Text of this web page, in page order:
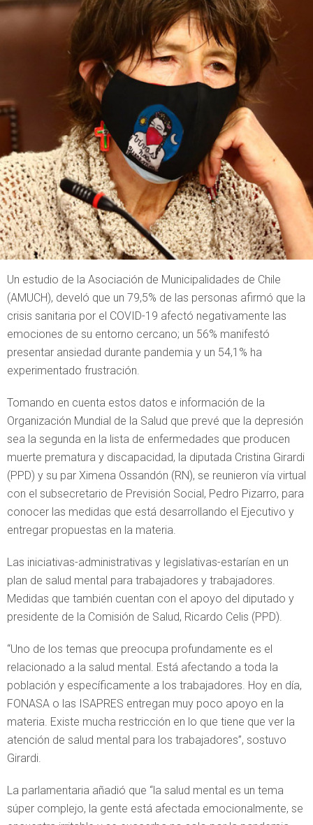
Un estudio de la Asociación de Municipalidades de Chile
(AMUCH), develó que un 79,5% de las personas afirmó que la
crisis sanitaria por el COVID-19 afectó negativamente las
emociones de su entorno cercano; un 56% manifestó
presentar ansiedad durante pandemia y un 54,1% ha
experimentado frustración.
Tomando en cuenta estos datos e información de la
Organización Mundial de la Salud que prevé que la depresión
sea la segunda en la lista de enfermedades que producen
muerte prematura y discapacidad, la diputada Cristina Girardi
(PPD) y su par Ximena Ossandón (RN), se reunieron vía virtual
con el subsecretario de Previsión Social, Pedro Pizarro, para
conocer las medidas que está desarrollando el Ejecutivo y
entregar propuestas en la materia.
Las iniciativas-administrativas y legislativas-estarían en un
plan de salud mental para trabajadores y trabajadores.
Medidas que también cuentan con el apoyo del diputado y
presidente de la Comisión de Salud, Ricardo Celis (PPD).
“Uno de los temas que preocupa profundamente es el
relacionado a la salud mental. Está afectando a toda la
población y específicamente a los trabajadores. Hoy en día,
FONASA o las ISAPRES entregan muy poco apoyo en la
materia. Existe mucha restricción en lo que tiene que ver la
atención de salud mental para los trabajadores”, sostuvo
Girardi.
La parlamentaria añadió que “la salud mental es un tema
súper complejo, la gente está afectada emocionalmente, se